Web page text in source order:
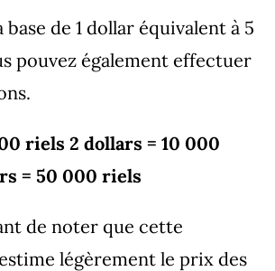
de 1 dollar équivalent à 5
pouvez également effectuer
riels 2 dollars = 10 000
= 50 000 riels
de noter que cette
légèrement le prix des